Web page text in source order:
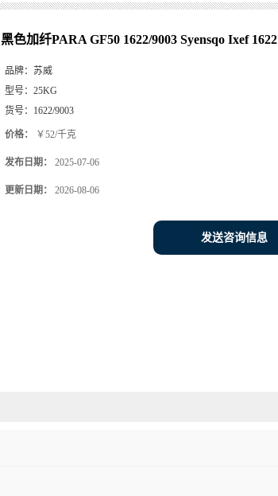
黑色加纤PARA GF50 1622/9003 Syensqo Ixef 1622
品牌： 苏威
型号： 25KG
货号： 1622/9003
价格： ￥52/千克
发布日期： 2025-07-06
更新日期： 2026-08-06
发送咨询信息